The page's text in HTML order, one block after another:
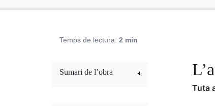
Temps de lectura: 2 min
Tuta
Sumari de l’obra